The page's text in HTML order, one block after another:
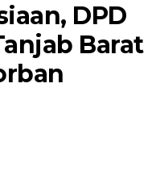
DPD
Barat